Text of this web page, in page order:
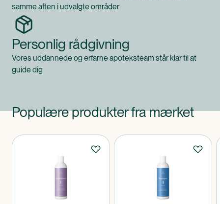
samme aften i udvalgte områder
Personlig rådgivning
Vores uddannede og erfarne apoteksteam står klar til at
guide dig
Populære produkter fra mærket
Produkter